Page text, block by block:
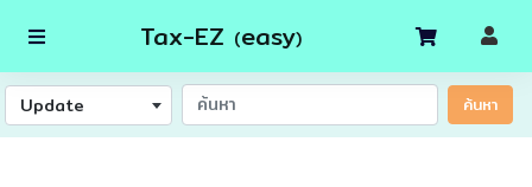
Tax-EZ (easy)
Update ค้นหา